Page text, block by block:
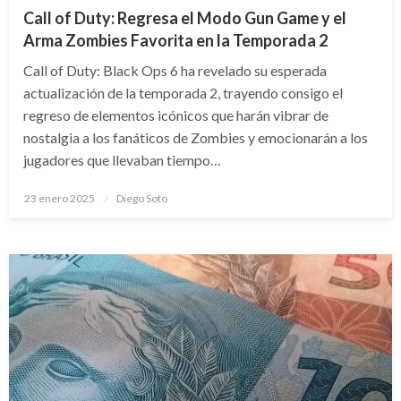
Call of Duty: Regresa el Modo Gun Game y el
Arma Zombies Favorita en la Temporada 2
Call of Duty: Black Ops 6 ha revelado su esperada
actualización de la temporada 2, trayendo consigo el
regreso de elementos icónicos que harán vibrar de
nostalgia a los fanáticos de Zombies y emocionarán a los
jugadores que llevaban tiempo…
Publicado
23 enero 2025 Diego Soto